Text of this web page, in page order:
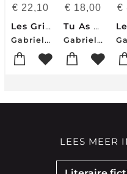
€ 22,10
Les Griffes De La Foret
Gabriela Cabezon Camara
€ 18,00
Tu As Vu Le Visage De Dieu ; Romance De La Blonde Noire
Gabriela Cabezon Camara
€
LEES MEER